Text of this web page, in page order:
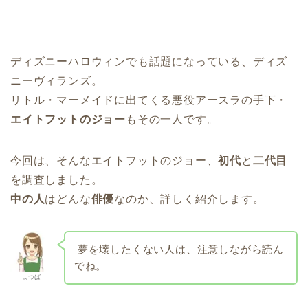
ディズニーハロウィンでも話題になっている、ディズ
ニーヴィランズ。
リトル・マーメイドに出てくる悪役アースラの手下・
エイトフットのジョー もその一人です。
今回は、そんなエイトフットのジョー、初代と 二代目
を調査しました。
中の人はどんな俳優なのか、詳しく紹介します。
よつば
夢を壊したくない人は、注意しながら読ん
でね。